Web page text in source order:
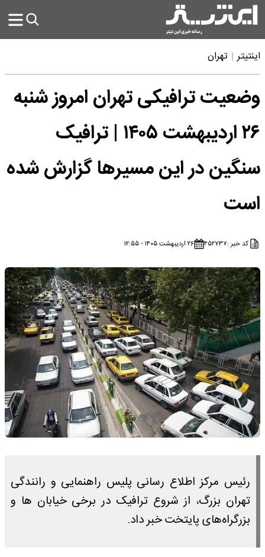
اینتیتر تهران
وضعیت ترافیکی تهران امروز شنبه
۲۶ اردیبهشت ۱۴۰۵ | ترافیک
سنگین در این مسیرها گزارش شده
است
کد خبر :۴۵۲۷۳۷ ۲۶ اردیبهشت ۱۴۰۵ - ۱۲:۵۵
رئیس مرکز اطلاع رسانی پلیس راهنمایی و رانندگی
تهران بزرگ، از شروع ترافیک در برخی خیابان ها و
بزرگراه‌های پایتخت خبر داد.